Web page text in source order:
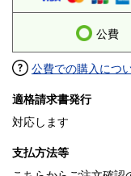
公費
公費での購入につ
適格請求書発行
対応します
支払方法等